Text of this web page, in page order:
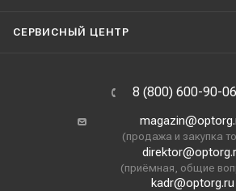
СЕРВИСНЫЙ ЦЕНТР
8 (800) 600-90-06
(продажа и закупка
(приёмная, общие
kadr@optorg.ru